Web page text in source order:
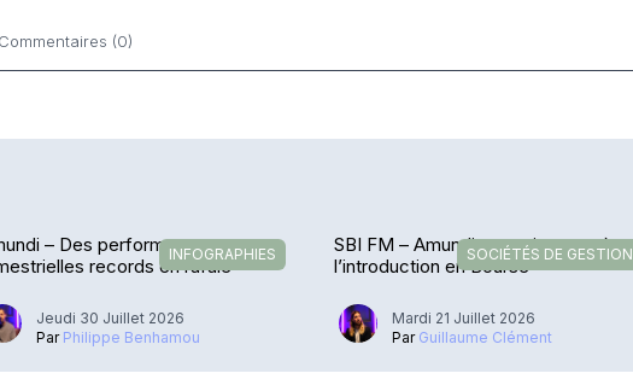
Commentaires (0)
INFOGRAPHIES
– Des performances
records en rafale
Jeudi 30 Juillet 2026
Par Philippe Benhamou
SOCIÉTÉS DE GESTION
SBI FM – Amundi se projette après
l’introduction en Bourse
Mardi 21 Juillet 2026
Par Guillaume Clément